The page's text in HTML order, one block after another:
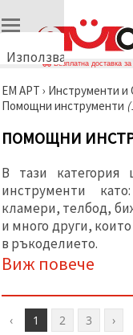
Използваме
🍪
Използваме
и подобни
технологии,
осигурим
правилната
работа на
сайта, да
подобрим
изживяване
и, с твое
трафика и
да
Безплатна доставка
ЕМ АРТ › Инструменти и
Помощни инструменти
ПОМОЩНИ
В тази
инструменти
кламери, телбод,
и много други,
в ръкоделието.
Виж повече
‹ 1 2 3 ›